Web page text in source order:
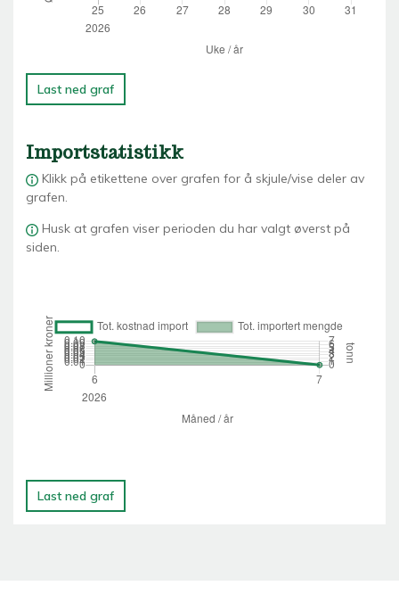
Last ned graf
Importstatistikk
Klikk på etikettene over grafen for å skjule/vise deler av
grafen.
Husk at grafen viser perioden du har valgt øverst på
siden.
Last ned graf